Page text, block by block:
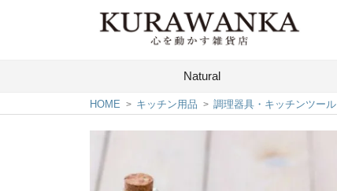
Natural
HOME キッチン用品 調理器具・キッチンツール